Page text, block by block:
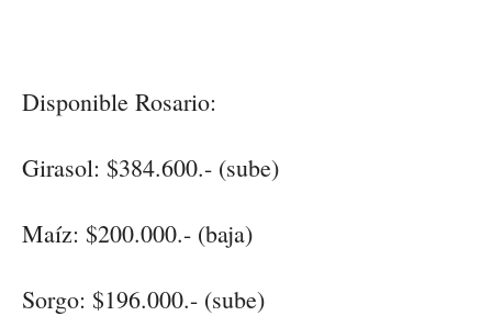
Disponible Rosario:
Girasol: $384.600.- (sube)
Maíz: $200.000.- (baja)
Sorgo: $196.000.- (sube)